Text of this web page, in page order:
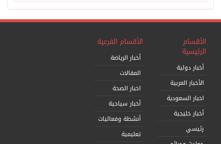
الأقسام
الرئيسية
أخبار دولية
الأخبار العربية
اخبار السعودية
أخبار خليجية
رئيسي
الأقسام الفرعية
أخبار الرياضة
المقالات
اخبار الصحة
أخبار سياحية
أنشطة وفعاليات
تعليمية